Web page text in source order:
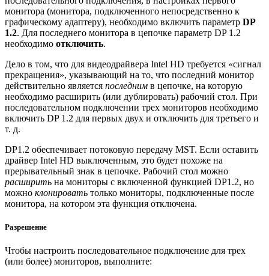
монитора (монитора, подключенного непосредственно к
графическому адаптеру), необходимо включить параметр DP
1.2. Для последнего монитора в цепочке параметр DP 1.2
необходимо отключить.
Дело в том, что для видеодрайвера Intel HD требуется «сигнал
прекращения», указывающий на то, что последний монитор
действительно является последним в цепочке, на которую
необходимо расширить (или дублировать) рабочий стол. При
последовательном подключении трех мониторов необходимо
включить DP 1.2 для первых двух и отключить для третьего и
т. д.
DP1.2 обеспечивает потоковую передачу MST. Если оставить
драйвер Intel HD выключенным, это будет похоже на
прерывательный знак в цепочке. Рабочий стол можно
расширить на мониторы с включенной функцией DP1.2, но
можно клонировать только мониторы, подключенные после
монитора, на котором эта функция отключена.
Разрешение
Чтобы настроить последовательное подключение для трех
(или более) мониторов, выполните: